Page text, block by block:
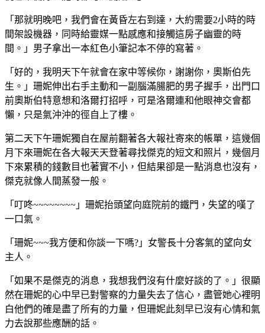
「那就明晚吧，我們會在黃昏左右到達，大約需要2小時的時
間架設機器，同時給靈媒一點感應和接觸這房子幽靈的時
間。」男子拿出一本紅色小筆記本不停的寫著。
「好的，我明天下午就會在家中等候你，謝謝你，奧斯伯先
生。」珊妮伸出右手主動和一副腦滿腸肥的男子握手，出門口
前奧斯伯特意想和洛爾打招呼，可是洛爾連和他眼神交會都
懶，只是氣沖沖的徑自上了樓。
第二天下午珊妮獨自在屋前翻著各大報社寄來的帳單，這幾個
月下來珊妮在各大報天天登著尋找傑克的短文和照片，幾個月
下來累積的錢數目也著實不小，但結果卻是一點消息也沒有，
傑克就像人間蒸發一般。
「叮咚~~~~~~~~」 珊妮抬頭望向庭院前的鐵門，失望的嘆了
一口氣。
「珊妮~~~我方便和你談一下嗎?」女警長十分客氣的望向女
主人。
「如果不是傑克的消息，我想我們沒有什麼好談的了。」很顯
然在珊妮的心中早已對警察的力量失去了信心，盡管她心裡明
白他們的確是盡了所有的力量，但珊妮此刻早已沒有心情和氣
力去說那些應酬的話。